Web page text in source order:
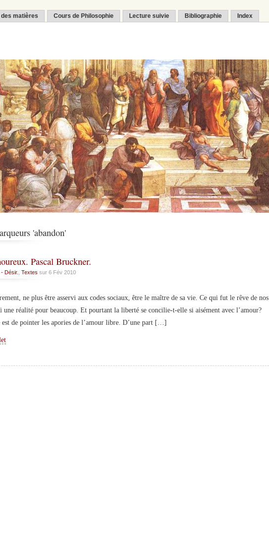
des matières Cours de Philosophie Lecture suivie Bibliographie Index
'abandon'
Pascal Bruckner.
Désir., Textes sur 6 Fév 2010
ne plus être asservi aux codes sociaux, être le maître de sa vie. Ce qui fut le rêve de nos
une réalité pour beaucoup. Et pourtant la liberté se concilie-t-elle si aisément avec l’amour?
est de pointer les apories de l’amour libre. D’une part […]